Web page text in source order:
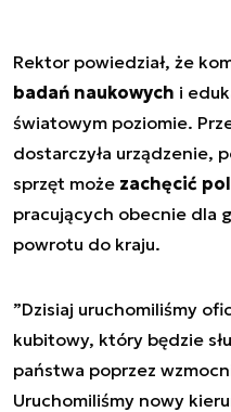
Rektor powiedział, że
badań naukowych i
światowym poziomie.
dostarczyła urządzenie,
sprzęt może zachęcić
pracujących obecnie dla
powrotu do kraju.
”Dzisiaj uruchomiliśmy
kubitowy, który będzie
państwa poprzez
Uruchomiliśmy nowy